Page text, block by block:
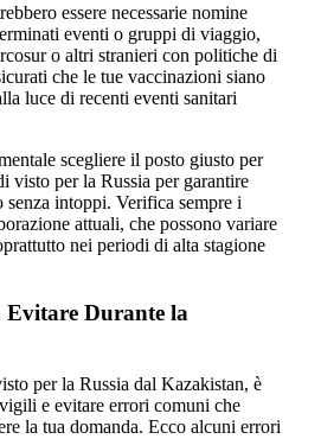
essere necessarie nomine
eventi o gruppi di viaggio,
o altri stranieri con politiche di
che le tue vaccinazioni siano
luce di recenti eventi sanitari
scegliere il posto giusto per
visto per la Russia per garantire
senza intoppi. Verifica sempre i
attuali, che possono variare
nei periodi di alta stagione
Durante la
per la Russia dal Kazakistan, è
e evitare errori comuni che
la tua domanda. Ecco alcuni errori